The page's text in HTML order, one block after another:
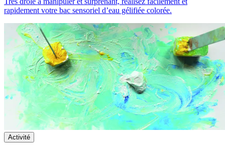
rapidement votre bac sensoriel d’eau gélifiée colorée.
Activité